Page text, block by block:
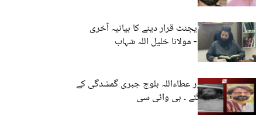
بلوچ کو انڈیا کا ایجنٹ قرار دینے کا بیانیہ آخری
سانسیں لے رہا ہے- مولانا خلیل اللہ شہاب
سلمان بنگلزئی اور عطاءاللہ بلوچ جبری گمشدگی کے
بعد قتل کر دیے گئے ۔ بی وائی سی